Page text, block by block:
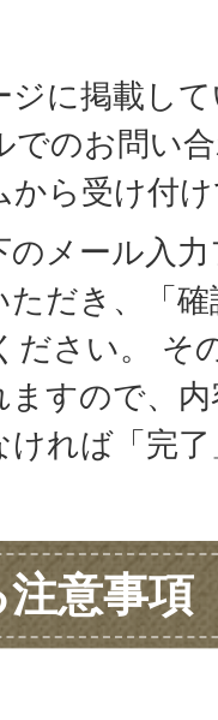
ジに掲載し
でのお問い
から受け付
のメール入
ただき、「
ださい。 そ
ますので、
ければ「完
意事項